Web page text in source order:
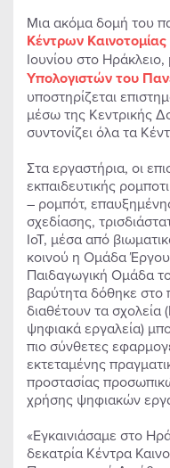
Μια ακόμα δομή του
Κέντρων Καινοτομίας
Ιουνίου στο
Υπολογιστών του
υποστηρίζεται
μέσω της Κεντρικής
συντονίζει όλα τα
Στα εργαστήρια, οι
εκπαιδευτικής
– ρομπότ,
σχεδίασης,
IoT, μέσα από
κοινού η Ομάδα
Παιδαγωγική Ομάδα
βαρύτητα δόθηκε
διαθέτουν τα σχολεία
ψηφιακά εργαλεία)
πιο σύνθετες
εκτεταμένης
προστασίας
χρήσης ψηφιακών
«Εγκαινιάσαμε στο
δεκατρία Κέντρα